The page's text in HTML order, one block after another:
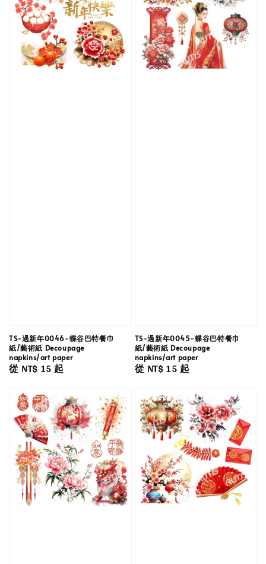
TS-過新年0046-蝶谷巴特餐巾
紙/藝術紙 Decoupage
napkins/art paper
Regular
從 NT$ 15起
TS-過新年0045-蝶谷巴特餐巾
紙/藝術紙 Decoupage
napkins/art paper
Regular
從 NT$ 15起